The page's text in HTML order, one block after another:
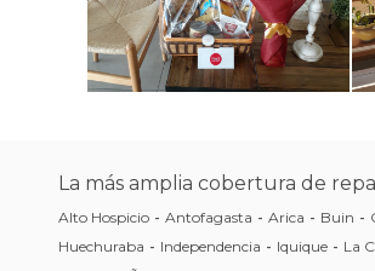
La más amplia cobertura de
Alto Hospicio - Antofagasta - Arica - Buin -
Huechuraba - Independencia - Iquique - La